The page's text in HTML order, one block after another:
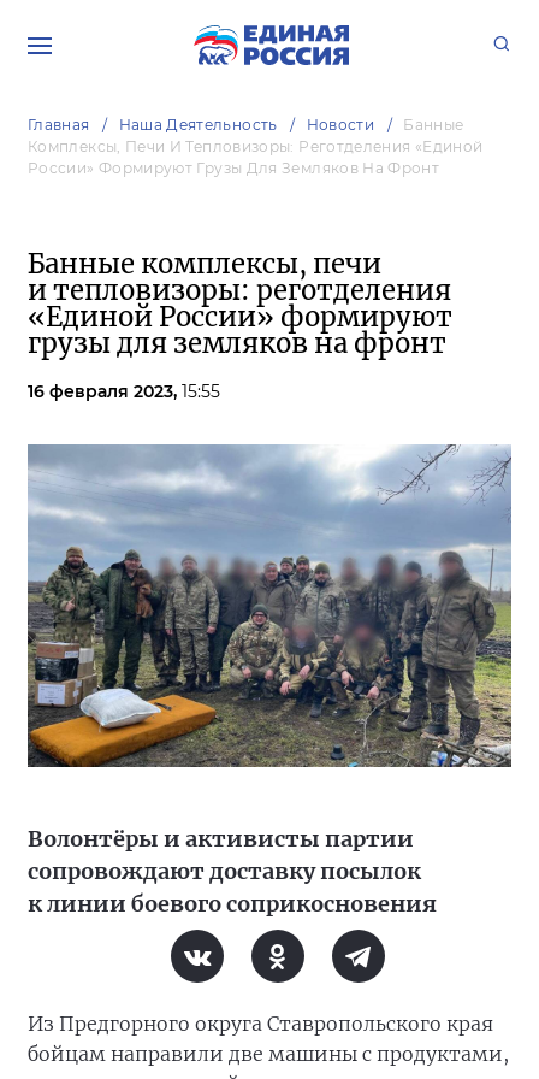
Главная Наша Деятельность Новости
Банные
Комплексы, Печи И Тепловизоры: Реготделения «Единой
России» Формируют Грузы Для Земляков На Фронт
Банные комплексы, печи
и тепловизоры: реготделения
«Единой России» формируют
грузы для земляков на фронт
16 февраля 2023, 15:55
Волонтёры и активисты партии
сопровождают доставку посылок
к линии боевого соприкосновения
Из Предгорного округа Ставропольского края
бойцам направили две машины с продуктами,